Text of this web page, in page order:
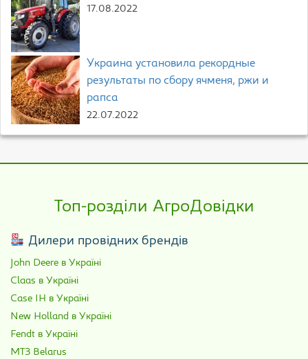
17.08.2022
Украина установила рекордные
результаты по сбору ячменя, ржи и
рапса
22.07.2022
Топ-розділи АгроДовідки
Дилери провідних брендів
John Deere в Україні
Claas в Україні
Case IH в Україні
New Holland в Україні
Fendt в Україні
МТЗ Belarus